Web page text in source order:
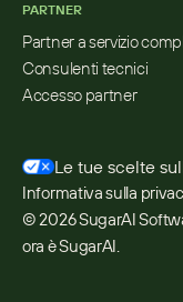
PARTNER
Partner a servizio
Consulenti tecnici
Accesso partner
Le tue scelte
Informativa sulla
© 2026 SugarAI
ora è SugarAI.